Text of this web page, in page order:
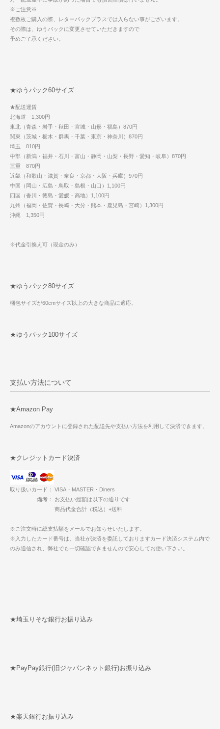
※ご注意※
複数枚ご購入の際、レターパックプラスでは入らない事がございます。
その際は、ゆうパックに変更させていただきますので
予めご了承ください。
★ゆうパック60サイズ
★配送運賃
北海道 1,300円
東北（青森・岩手・秋田・宮城・山形・福島）870円
関東（茨城・栃木・群馬・千葉・東京・神奈川）870円
埼玉 810円
中部（新潟・福井・石川・富山・静岡・山梨・長野・愛知・岐阜）870円
三重 870円
近畿（和歌山・滋賀・奈良・京都・大阪・兵庫）970円
中国（岡山・広島・鳥取・島根・山口）1,100円
四国（香川・徳島・愛媛・高地）1,100円
九州（福岡・佐賀・長崎・大分・熊本・鹿児島・宮崎）1,300円
沖縄 1,350円
※代金引換え可（現金のみ）
★ゆうパック80サイズ
梱包サイズが60cmサイズ以上の大きな商品に適応。
★ゆうパック100サイズ
支払い方法について
★Amazon Pay
Amazonのアカウントに登録された配送先や支払い方法を利用して決済できます。
★クレジットカード決済
取り扱いカード： VISA・MASTER・Diners
備考： お支払い総額は以下の通りです
商品代金合計（税込）+送料
※ご注文時に総支払額をメールでお知らせいたします。
※入力したカード番号は、当社が決済を委託しておりますカード決済システム内で
のみ通信され、弊社でも一切確認できませんので安心してお使い下さい。
★埼玉りそな銀行お振り込み
★PayPay銀行(旧ジャパンネット銀行)お振り込み
★楽天銀行お振り込み